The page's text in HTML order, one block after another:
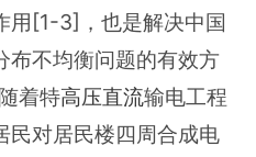
用[1-3]，也是解决中国
布不均衡问题的有效方
着特高压直流输电工程
民对居民楼四周合成电